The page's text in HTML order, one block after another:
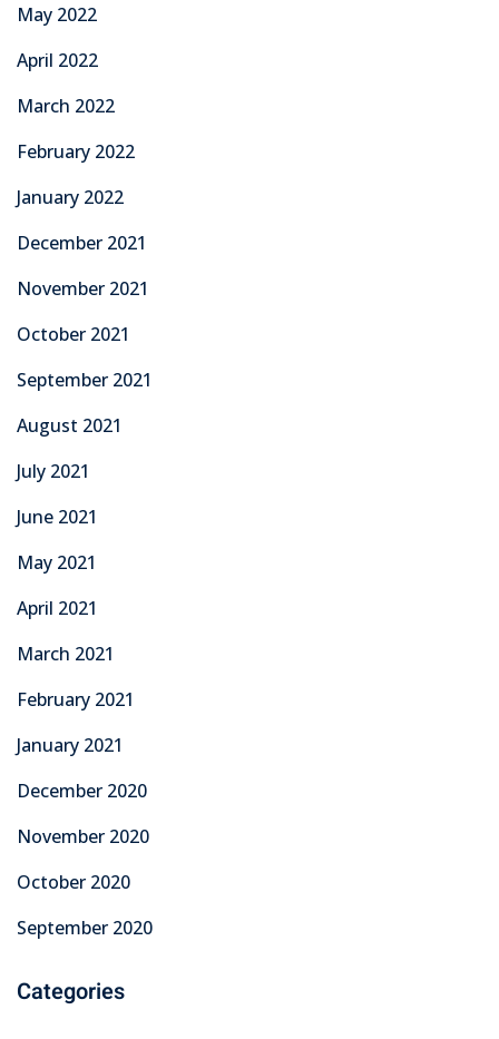
May 2022
April 2022
March 2022
February 2022
January 2022
December 2021
November 2021
October 2021
September 2021
August 2021
July 2021
June 2021
May 2021
April 2021
March 2021
February 2021
January 2021
December 2020
November 2020
October 2020
September 2020
Categories